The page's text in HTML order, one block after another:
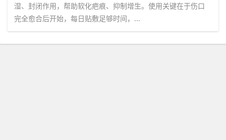
湿、封闭作用，帮助软化疤痕、抑制增生。使用关键在于伤口
完全愈合后开始，每日贴敷足够时间，...